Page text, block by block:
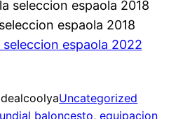
dealcoolyaUncategorized
baloncesto, equipacion